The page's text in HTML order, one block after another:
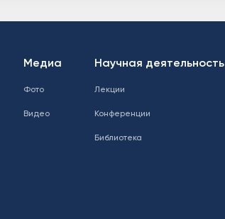
Медиа
Фото
Видео
Научная деятельность
Лекции
Конференции
Библиотека